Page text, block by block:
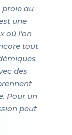
proie au
une
où l'on
tout
des
Pour un
peut